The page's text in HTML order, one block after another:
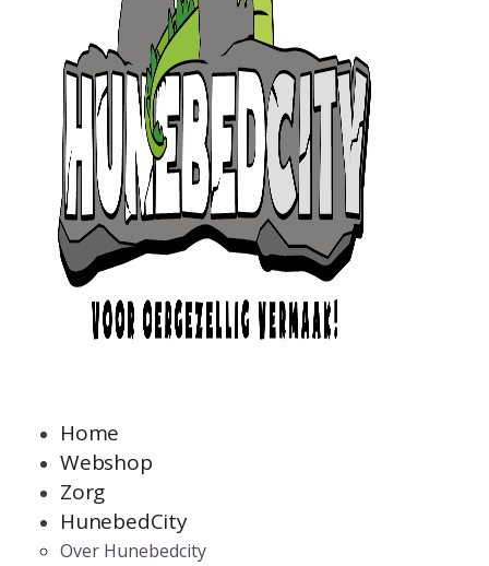
Home
Webshop
Zorg
HunebedCity
Over Hunebedcity